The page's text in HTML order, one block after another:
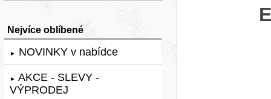
Nejvíce oblíbené
► NOVINKY v nabídce
► AKCE - SLEVY -
VÝPRODEJ